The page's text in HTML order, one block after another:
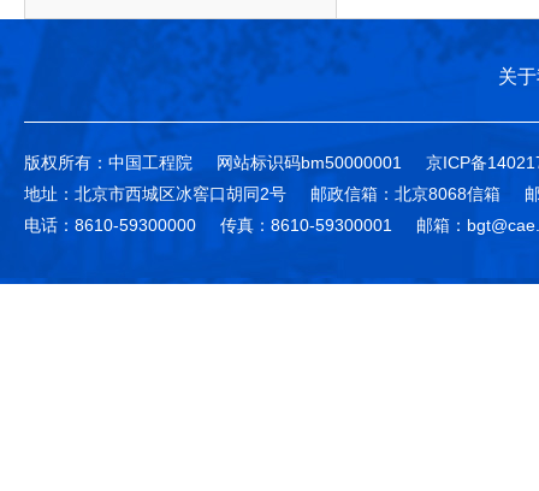
关
版权所有：中国工程院 网站标识码bm50000001
京ICP备
地址：北京市西城区冰窖口胡同2号
邮政信箱：北京8068信箱
电话：8610-59300000
传真：8610-59300001 邮箱：